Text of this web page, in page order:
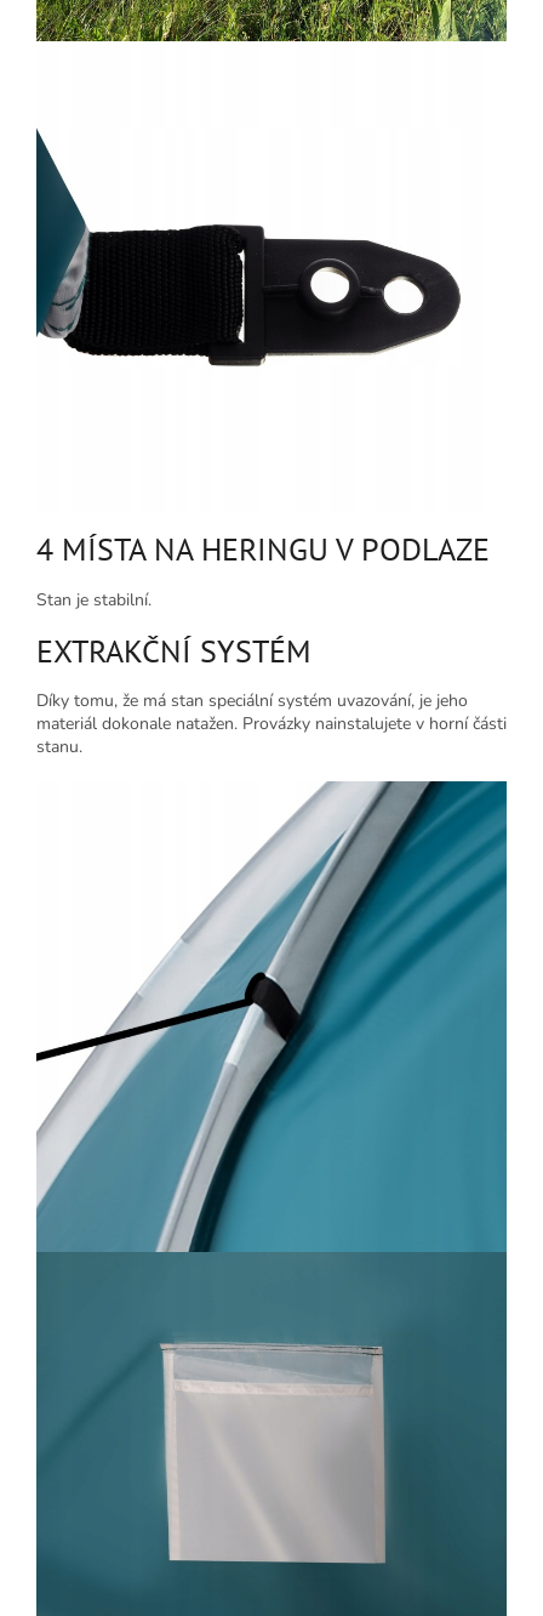
4 MÍSTA NA HERINGU V PODLAZE
Stan je stabilní.
EXTRAKČNÍ SYSTÉM
Díky tomu, že má stan speciální systém uvazování, je jeho
materiál dokonale natažen. Provázky nainstalujete v horní části
stanu.